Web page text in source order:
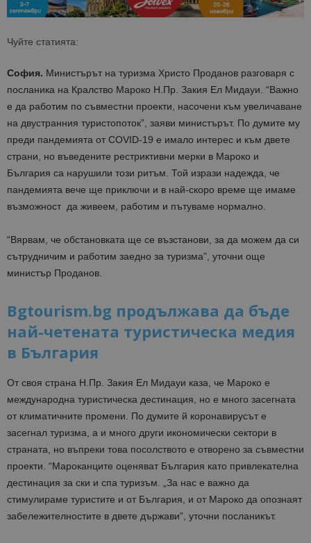
Чуйте статията:
София. Министърът на туризма Христо Проданов разговаря с
посланика на Кралство Мароко Н.Пр. Закия Ел Мидауи. “Важно
е да работим по съвместни проекти, насочени към увеличаване
на двустранния туристопоток”, заяви министърът. По думите му
преди пандемията от COVID-19 е имало интерес и към двете
страни, но въведените рестриктивни мерки в Мароко и
България са нарушили този ритъм. Той изрази надежда, че
пандемията вече ще приключи и в най-скоро време ще имаме
възможност да живеем, работим и пътуваме нормално.
“Вярвам, че обстановката ще се възстанови, за да можем да си
сътрудничим и работим заедно за туризма”, уточни още
министър Проданов.
Bgtourism.bg продължава да бъде
най-четената туристическа медия
в България
От своя страна Н.Пр. Закия Ел Мидауи каза, че Мароко е
международна туристическа дестинация, но е много засегната
от климатичните промени. По думите й коронавирусът е
засегнал туризма, а и много други икономически сектори в
страната, но въпреки това посолството е отворено за съвместни
проекти. “Мароканците оценяват България като привлекателна
дестинация за ски и спа туризъм. „За нас е важно да
стимулираме туристите и от България, и от Мароко да опознаят
забележителностите в двете държави”, уточни посланикът.